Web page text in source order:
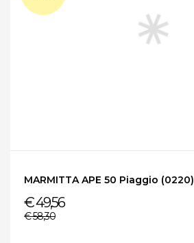
MARMITTA APE 50 Piaggio (0220)
€ 49,56
€ 58,30